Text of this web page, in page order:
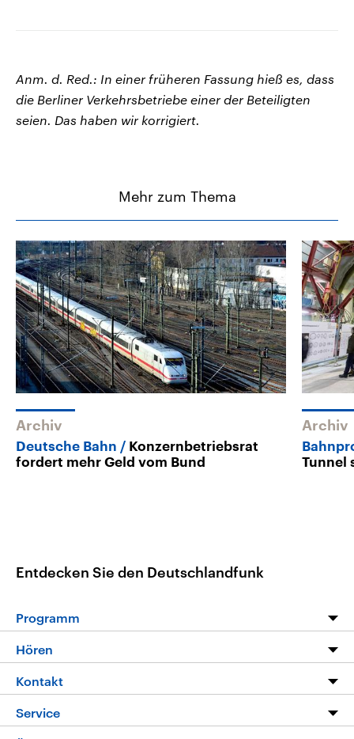
Anm. d. Red.: In einer früheren Fassung hieß es, dass
die Berliner Verkehrsbetriebe einer der Beteiligten
seien. Das haben wir korrigiert.
Mehr zum Thema
Archiv
Deutsche Bahn
Konzernbetriebsrat
fordert mehr Geld vom Bund
Archiv
Tunnel
Entdecken Sie den Deutschlandfunk
Programm
Programm
Die Nachrichten
Nachrichtenleicht
Hören
Livestream
Podcasts
Kontakt
Hörerservice
Service